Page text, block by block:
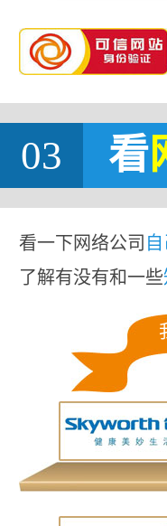
03 看
看一下网络公司
了解有没有和一些